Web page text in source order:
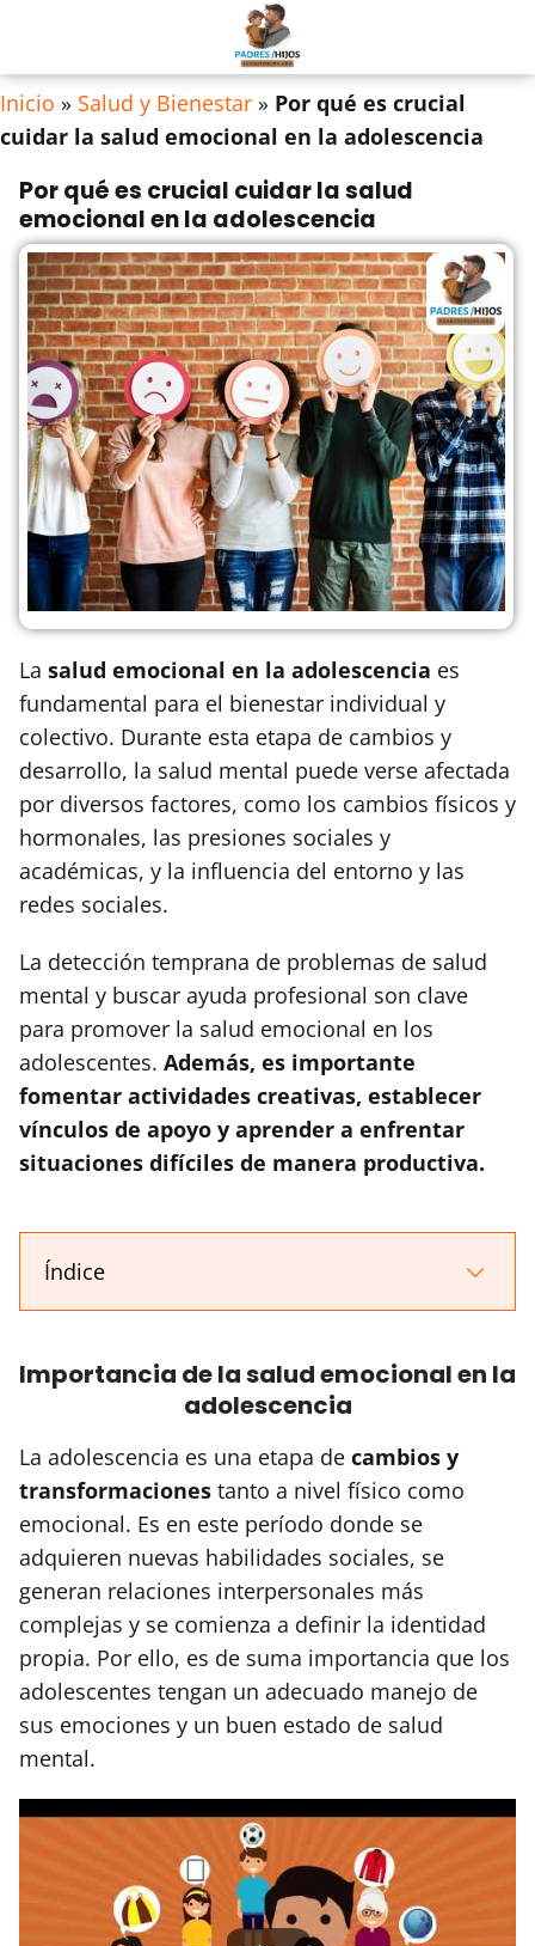
Inicio » Salud y Bienestar » Por qué es crucial
cuidar la salud emocional en la adolescencia
Por qué es crucial cuidar la salud
emocional en la adolescencia
La salud emocional en la adolescencia es
fundamental para el bienestar individual y
colectivo. Durante esta etapa de cambios y
desarrollo, la salud mental puede verse afectada
por diversos factores, como los cambios físicos y
hormonales, las presiones sociales y
académicas, y la influencia del entorno y las
redes sociales.
La detección temprana de problemas de salud
mental y buscar ayuda profesional son clave
para promover la salud emocional en los
adolescentes. Además, es importante
fomentar actividades creativas, establecer
vínculos de apoyo y aprender a enfrentar
situaciones difíciles de manera productiva.
Índice
Importancia de la salud emocional en la
adolescencia
La adolescencia es una etapa de cambios y
transformaciones tanto a nivel físico como
emocional. Es en este período donde se
adquieren nuevas habilidades sociales, se
generan relaciones interpersonales más
complejas y se comienza a definir la identidad
propia. Por ello, es de suma importancia que los
adolescentes tengan un adecuado manejo de
sus emociones y un buen estado de salud
mental.